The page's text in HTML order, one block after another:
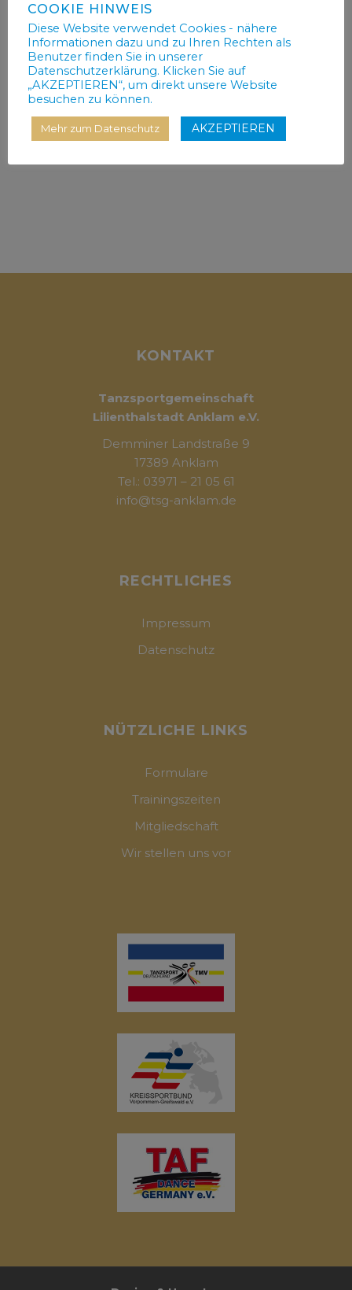
KONTAKT
Tanzsportgemeinschaft
Lilienthalstadt Anklam e.V.
Demminer Landstraße 9
17389 Anklam
Tel.: 03971 – 21 05 61
info@tsg-anklam.de
RECHTLICHES
Impressum
Datenschutz
NÜTZLICHE LINKS
Formulare
Trainingszeiten
Mitgliedschaft
Wir stellen uns vor
COOKIE HINWEIS
Diese Website verwendet Cookies - nähere
Informationen dazu und zu Ihren Rechten als
Benutzer finden Sie in unserer
Datenschutzerklärung. Klicken Sie auf
„AKZEPTIEREN“, um direkt unsere Website
besuchen zu können.
Mehr zum Datenschutz AKZEPTIEREN